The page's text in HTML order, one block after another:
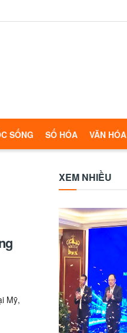
SỐNG SỐ HÓA VĂN HÓA
Mỹ,
XEM NHIỀU